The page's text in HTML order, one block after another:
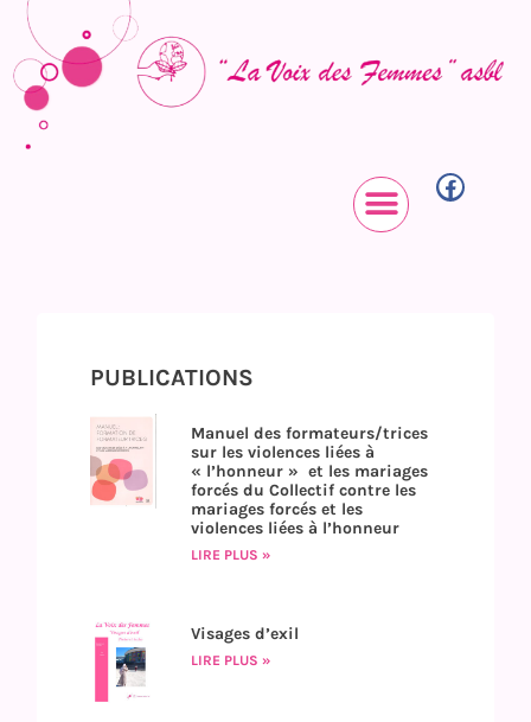
PUBLICATIONS
Manuel des formateurs/trices
sur les violences liées à
« l’honneur » et les mariages
forcés du Collectif contre les
mariages forcés et les
violences liées à l’honneur
LIRE PLUS »
Visages d’exil
LIRE PLUS »